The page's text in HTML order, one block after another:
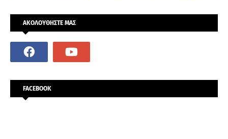
ΑΚΟΛΟΥΘΗΣΤΕ ΜΑΣ
FACEBOOK